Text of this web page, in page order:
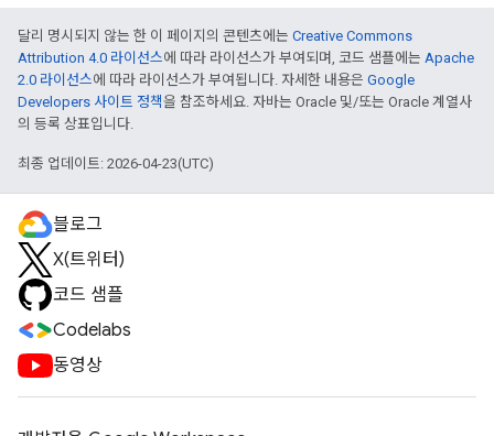
달리 명시되지 않는 한 이 페이지의 콘텐츠에는 Creative Commons
Attribution 4.0 라이선스에 따라 라이선스가 부여되며, 코드 샘플에는 Apache
2.0 라이선스에 따라 라이선스가 부여됩니다. 자세한 내용은 Google
Developers 사이트 정책을 참조하세요. 자바는 Oracle 및/또는 Oracle 계열사
의 등록 상표입니다.
최종 업데이트: 2026-04-23(UTC)
블로그
X(트위터)
코드 샘플
Codelabs
동영상